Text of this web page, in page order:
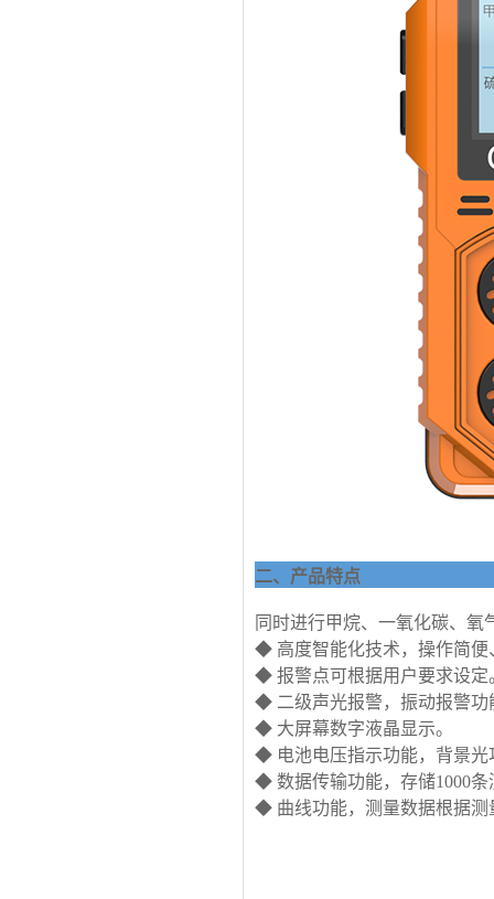
二、产品特点
同时进行甲烷、一氧化碳、氧
◆ 高度智能化技术，操作简便
◆ 报警点可根据用户要求设定
◆ 二级声光报警，振动报警功
◆ 大屏幕数字液晶显示。
◆ 电池电压指示功能，背景光
◆ 数据传输功能，存储1000条
◆ 曲线功能，测量数据根据测